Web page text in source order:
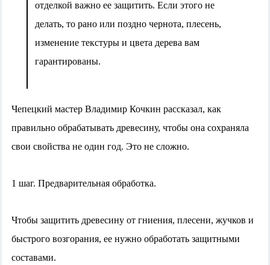
отделкой важно ее защитить. Если этого не
делать, то рано или поздно чернота, плесень,
изменение текстуры и цвета дерева вам
гарантированы.
Чепецкий мастер Владимир Кочкин рассказал, как
правильно обрабатывать древесину, чтобы она сохраняла
свои свойства не один год. Это не сложно.
1 шаг. Предварительная обработка.
Чтобы защитить древесину от гниения, плесени, жучков и
быстрого возгорания, ее нужно обработать защитными
составами.